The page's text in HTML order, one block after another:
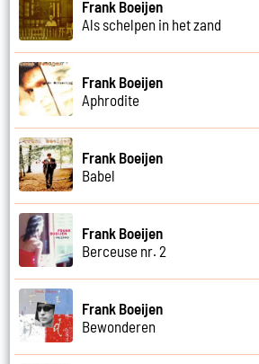
Frank Boeijen
Als schelpen in het zand
Frank Boeijen
Aphrodite
Frank Boeijen
Babel
Frank Boeijen
Berceuse nr. 2
Frank Boeijen
Bewonderen